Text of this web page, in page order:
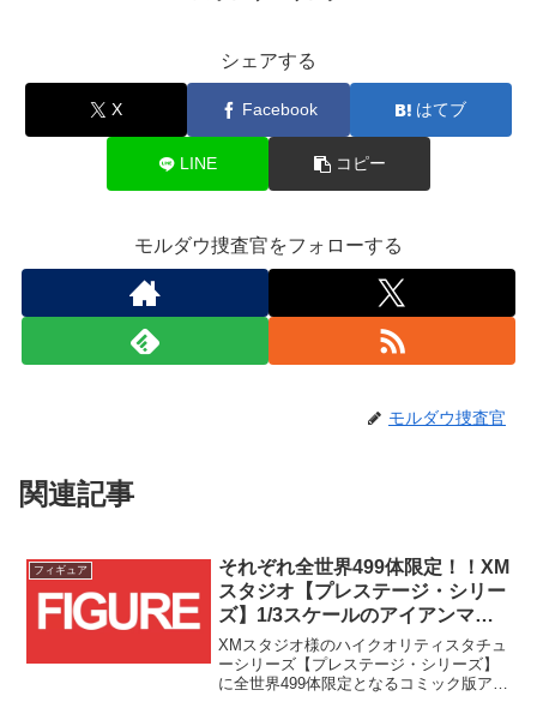
シェアする
X Facebook はてブ
LINE コピー
モルダウ捜査官をフォローする
モルダウ捜査官
関連記事
フィギュア
それぞれ全世界499体限定！！XM
スタジオ【プレステージ・シリー
ズ】1/3スケールのアイアンマン
とアイアンマン<プレミア・エデ
ィション>が国内トイサピエンス
限定流通で予約スタート！！
XMスタジオ様のハイクオリティスタチュ
ーシリーズ【プレステージ・シリーズ】
に全世界499体限定となるコミック版アイ